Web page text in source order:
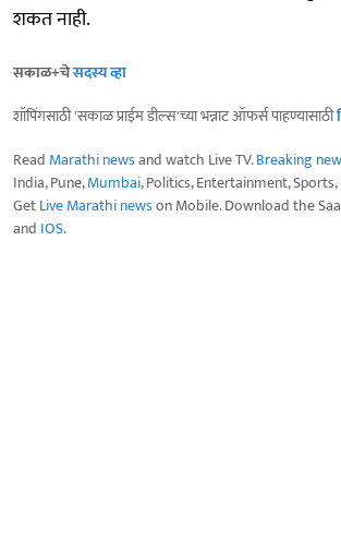
शकत नाही.
सकाळ+चेसदस्य व्हा
शॉपिंगसाठी 'सकाळ प्राईम डील्स'च्या भन्नाट ऑफर्स पाहण्यासाठी
Read Marathi newsand watch Live TV.Breaking
India, Pune,Mumbai, Politics, Entertainment,
GetLive Marathi newson Mobile. Download the
and IOS.